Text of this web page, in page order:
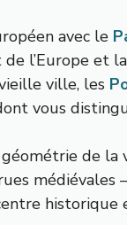
avec le
de l’Europe et
ville, les
vous
géométrie de
médiévales
historique